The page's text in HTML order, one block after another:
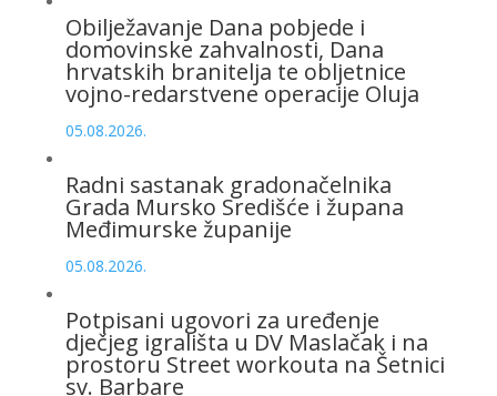
Obilježavanje Dana pobjede i
domovinske zahvalnosti, Dana
hrvatskih branitelja te obljetnice
vojno-redarstvene operacije Oluja
05.08.2026.
Radni sastanak gradonačelnika
Grada Mursko Središće i župana
Međimurske županije
05.08.2026.
Potpisani ugovori za uređenje
dječjeg igrališta u DV Maslačak i na
prostoru Street workouta na Šetnici
sv. Barbare